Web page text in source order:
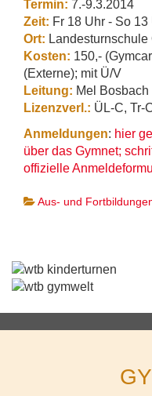
Termin: 7.-9.3.2014
Zeit: Fr 18 Uhr - So 13
Ort:
Kosten: 150,-
(Externe); mit Ü/V
Leitung: Mel Bosbach
Lizenzverl.: ÜL-C, Tr-
Anmeldungen: hier
über das Gymnet;
offizielle
Aus- und